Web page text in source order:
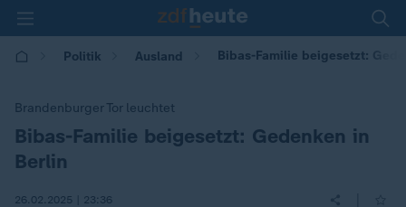
Politik Ausland Bibas-Familie beigesetzt:
Brandenburger Tor leuchtet
:Bibas-Familie beigesetzt: Gedenken in
Berlin
26.02.2025 | 23:36